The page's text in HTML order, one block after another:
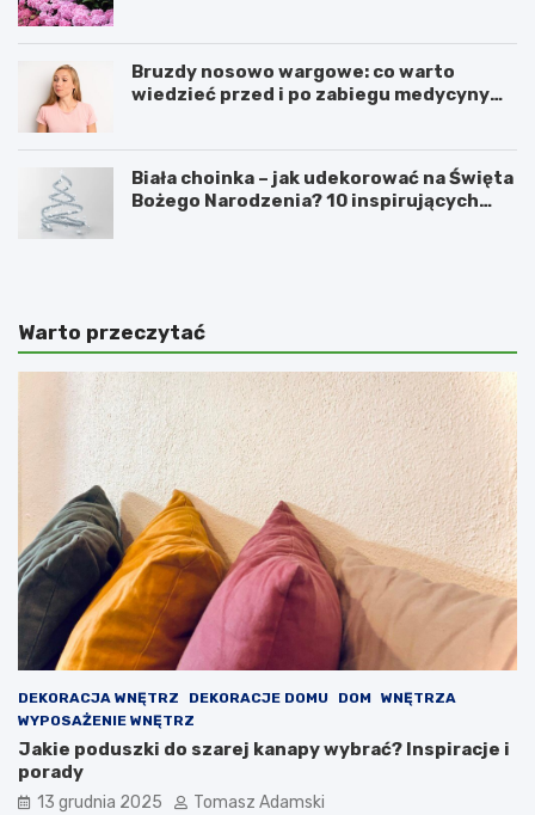
Bruzdy nosowo wargowe: co warto
wiedzieć przed i po zabiegu medycyny
Biała choinka – jak udekorować na Święta
Bożego Narodzenia? 10 inspirujących
Warto przeczytać
DEKORACJA WNĘTRZ DEKORACJE DOMU DOM
WNĘTRZA
WYPOSAŻENIE WNĘTRZ
Jakie poduszki do szarej kanapy wybrać? Inspiracje i
porady
13 grudnia 2025 Tomasz Adamski